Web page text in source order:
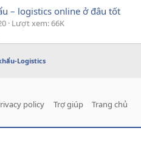
– logistics online ở đâu tốt
Lượt xem: 66K
Logistics
policy Trợ giúp Trang chủ